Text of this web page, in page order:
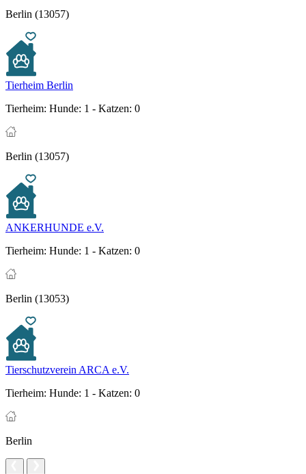
Berlin (13057)
Tierheim Berlin
Tierheim: Hunde: 1 - Katzen: 0
Berlin (13057)
ANKERHUNDE e.V.
Tierheim: Hunde: 1 - Katzen: 0
Berlin (13053)
Tierschutzverein ARCA e.V.
Tierheim: Hunde: 1 - Katzen: 0
Berlin